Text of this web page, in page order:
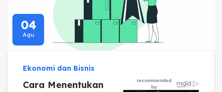
04
Agu
Ekonomi dan Bisnis
Cara Menentukan